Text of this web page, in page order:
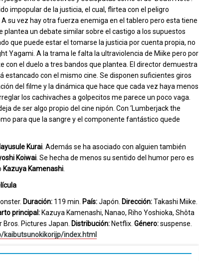
impopular de la justicia, el cual, flirtea con el peligro
su vez hay otra fuerza enemiga en el tablero pero esta tiene
plantea un debate similar sobre el castigo a los supuestos
que puede estar el tomarse la justicia por cuenta propia, no
Yagami. A la trama le falta la ultraviolencia de Miike pero por
con el duelo a tres bandos que plantea. El director demuestra
estancado con el mismo cine. Se disponen suficientes giros
del filme y la dinámica que hace que cada vez haya menos
los cachivaches a golpecitos me parece un poco vaga.
de ser algo propio del cine nipón. Con ‘Lumberjack the
para que la sangre y el componente fantástico quede
Kurai . Además se ha asociado con alguien también
Koiwai . Se hecha de menos su sentido del humor pero es
Kazuya Kamenashi
Duración: 119 min. País:Japón. Dirección:Takashi Miike.
principal: Kazuya Kamenashi, Nanao, Riho Yoshioka, Shôta
Pictures Japan. Distribución:Netflix. Género:suspense.
index.html